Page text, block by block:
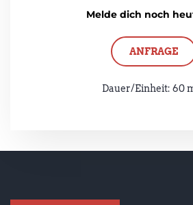
Melde dich noch
ANFRAGE
Dauer/Einheit: 60